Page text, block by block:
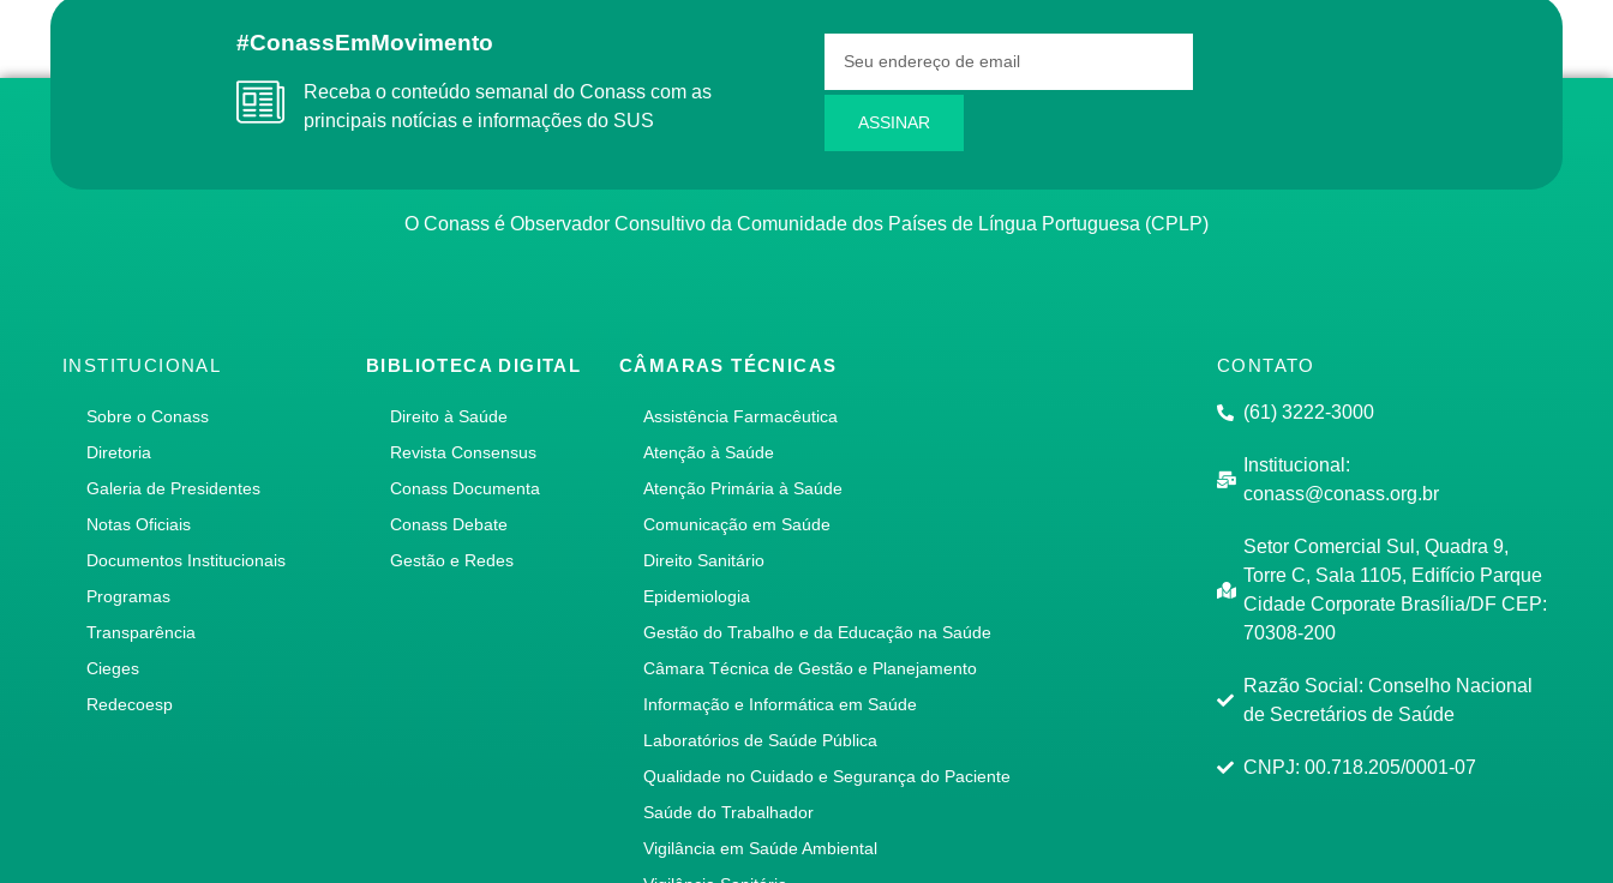
#ConassEmMovimento
Receba o conteúdo semanal do Conass com as
principais notícias e informações do SUS
ASSINAR
O Conass é Observador Consultivo da Comunidade dos Países de Língua Portuguesa (CPLP)
INSTITUCIONAL
Sobre o Conass
Diretoria
Galeria de Presidentes
Notas Oficiais
Documentos Institucionais
Programas
Transparência
Cieges
Redecoesp
BIBLIOTECA DIGITAL
Direito à Saúde
Revista Consensus
Conass Documenta
Conass Debate
Gestão e Redes
CÂMARAS TÉCNICAS
Assistência Farmacêutica
Atenção à Saúde
Atenção Primária à Saúde
Comunicação em Saúde
Direito Sanitário
Epidemiologia
Gestão do Trabalho e da Educação na Saúde
Câmara Técnica de Gestão e Planejamento
Informação e Informática em Saúde
Laboratórios de Saúde Pública
Qualidade no Cuidado e Segurança do Paciente
Saúde do Trabalhador
Vigilância em Saúde Ambiental
CONTATO
(61) 3222-3000
Institucional:
conass@conass.org.br
Setor Comercial Sul, Quadra 9,
Torre C, Sala 1105, Edifício Parque
Cidade Corporate Brasília/DF CEP:
70308-200
Razão Social: Conselho Nacional
de Secretários de Saúde
CNPJ: 00.718.205/0001-07